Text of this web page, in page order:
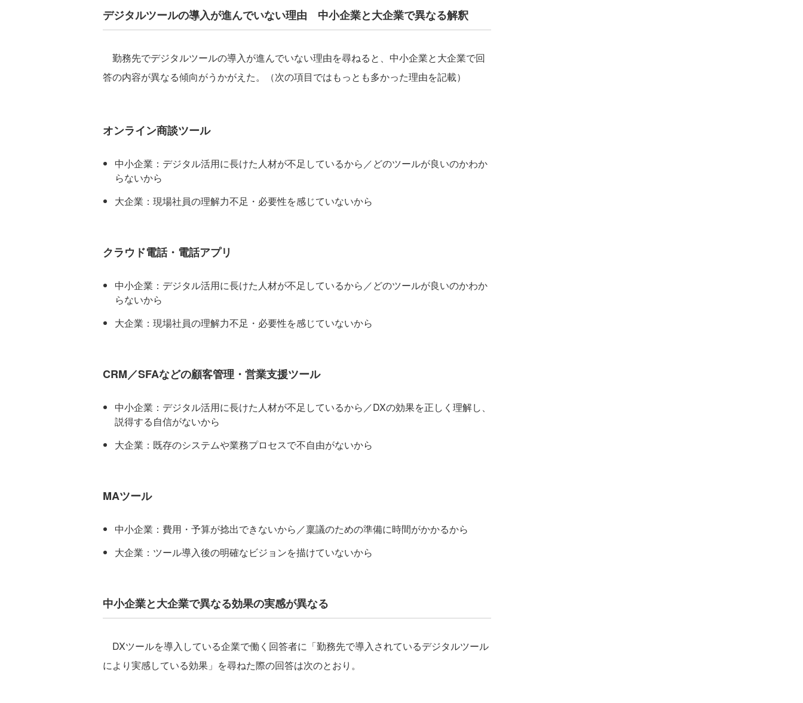
デジタルツールの導入が進んでいない理由 中小企業と大企業で異なる解釈
勤務先でデジタルツールの導入が進んでいない理由を尋ねると、中小企業と大企業で回
答の内容が異なる傾向がうかがえた。（次の項目ではもっとも多かった理由を記載）
オンライン商談ツール
中小企業：デジタル活用に長けた人材が不足しているから／どのツールが良いのかわか
らないから
大企業：現場社員の理解力不足・必要性を感じていないから
クラウド電話・電話アプリ
中小企業：デジタル活用に長けた人材が不足しているから／どのツールが良いのかわか
らないから
大企業：現場社員の理解力不足・必要性を感じていないから
CRM／SFAなどの顧客管理・営業支援ツール
中小企業：デジタル活用に長けた人材が不足しているから／DXの効果を正しく理解し、
説得する自信がないから
大企業：既存のシステムや業務プロセスで不自由がないから
MAツール
中小企業：費用・予算が捻出できないから／稟議のための準備に時間がかかるから
大企業：ツール導入後の明確なビジョンを描けていないから
中小企業と大企業で異なる効果の実感が異なる
DXツールを導入している企業で働く回答者に「勤務先で導入されているデジタルツール
により実感している効果」を尋ねた際の回答は次のとおり。